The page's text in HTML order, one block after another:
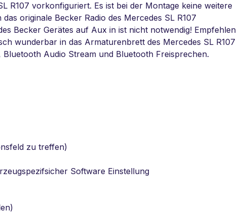
R107 vorkonfiguriert. Es ist bei der Montage keine weitere
originale Becker Radio des Mercedes SL R107
Becker Gerätes auf Aux in ist nicht notwendig! Empfehlen
wunderbar in das Armaturenbrett des Mercedes SL R107
Audio Stream und Bluetooth Freisprechen.
zu treffen)
Software Einstellung